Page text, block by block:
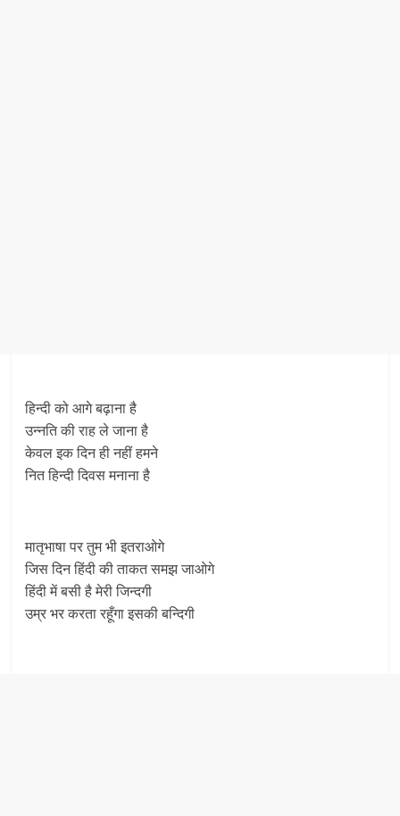
हिन्दी को आगे बढ़ाना है
उन्नति की राह ले जाना है
केवल इक दिन ही नहीं हमने
नित हिन्दी दिवस मनाना है
मातृभाषा पर तुम भी इतराओगे
जिस दिन हिंदी की ताकत समझ जाओगे
हिंदी में बसी है मेरी जिन्दगी
उम्र भर करता रहूँगा इसकी बन्दिगी